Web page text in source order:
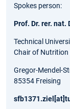
Spokes person:
Prof. Dr. rer. nat.
Technical
Chair of
Gregor-Mendel-
85354 Freising